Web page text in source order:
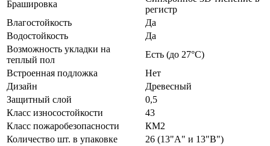
Брашировка
регистр
Влагостойкость
Да
Водостойкость
Да
Возможность укладки на
теплый пол
Есть (до 27°С)
Встроенная подложка
Нет
Дизайн
Древесный
Защитный слой
0,5
Класс износостойкости
43
Класс пожаробезопасности
КМ2
Количество шт. в упаковке
26 (13"А" и 13"В")